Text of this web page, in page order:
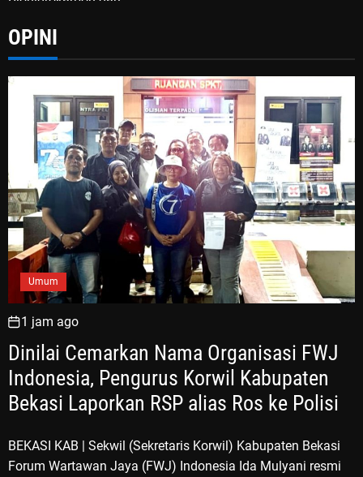
OPINI
Umum
1 jam ago
Dinilai Cemarkan Nama Organisasi FWJ
Indonesia, Pengurus Korwil Kabupaten
Bekasi Laporkan RSP alias Ros ke Polisi
BEKASI KAB | Sekwil (Sekretaris Korwil) Kabupaten Bekasi
Forum Wartawan Jaya (FWJ) Indonesia Ida Mulyani resmi